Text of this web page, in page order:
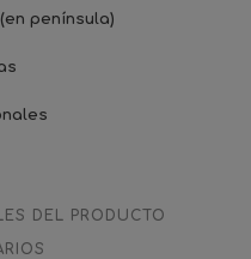
península)
DEL PRODUCTO